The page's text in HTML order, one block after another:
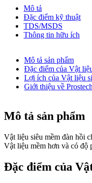
Mô tả
Đặc điểm kỹ thuật
TDS/MSDS
Thông tin hữu ích
Mô tả sản phẩm
Đặc điểm của Vật
Lợi ích của Vật liệu
Giới thiệu về Prostech
Mô tả sản phẩm
Vật liệu siêu mềm đàn hồi
Vật liệu mềm hơn và có độ
Đặc điểm của